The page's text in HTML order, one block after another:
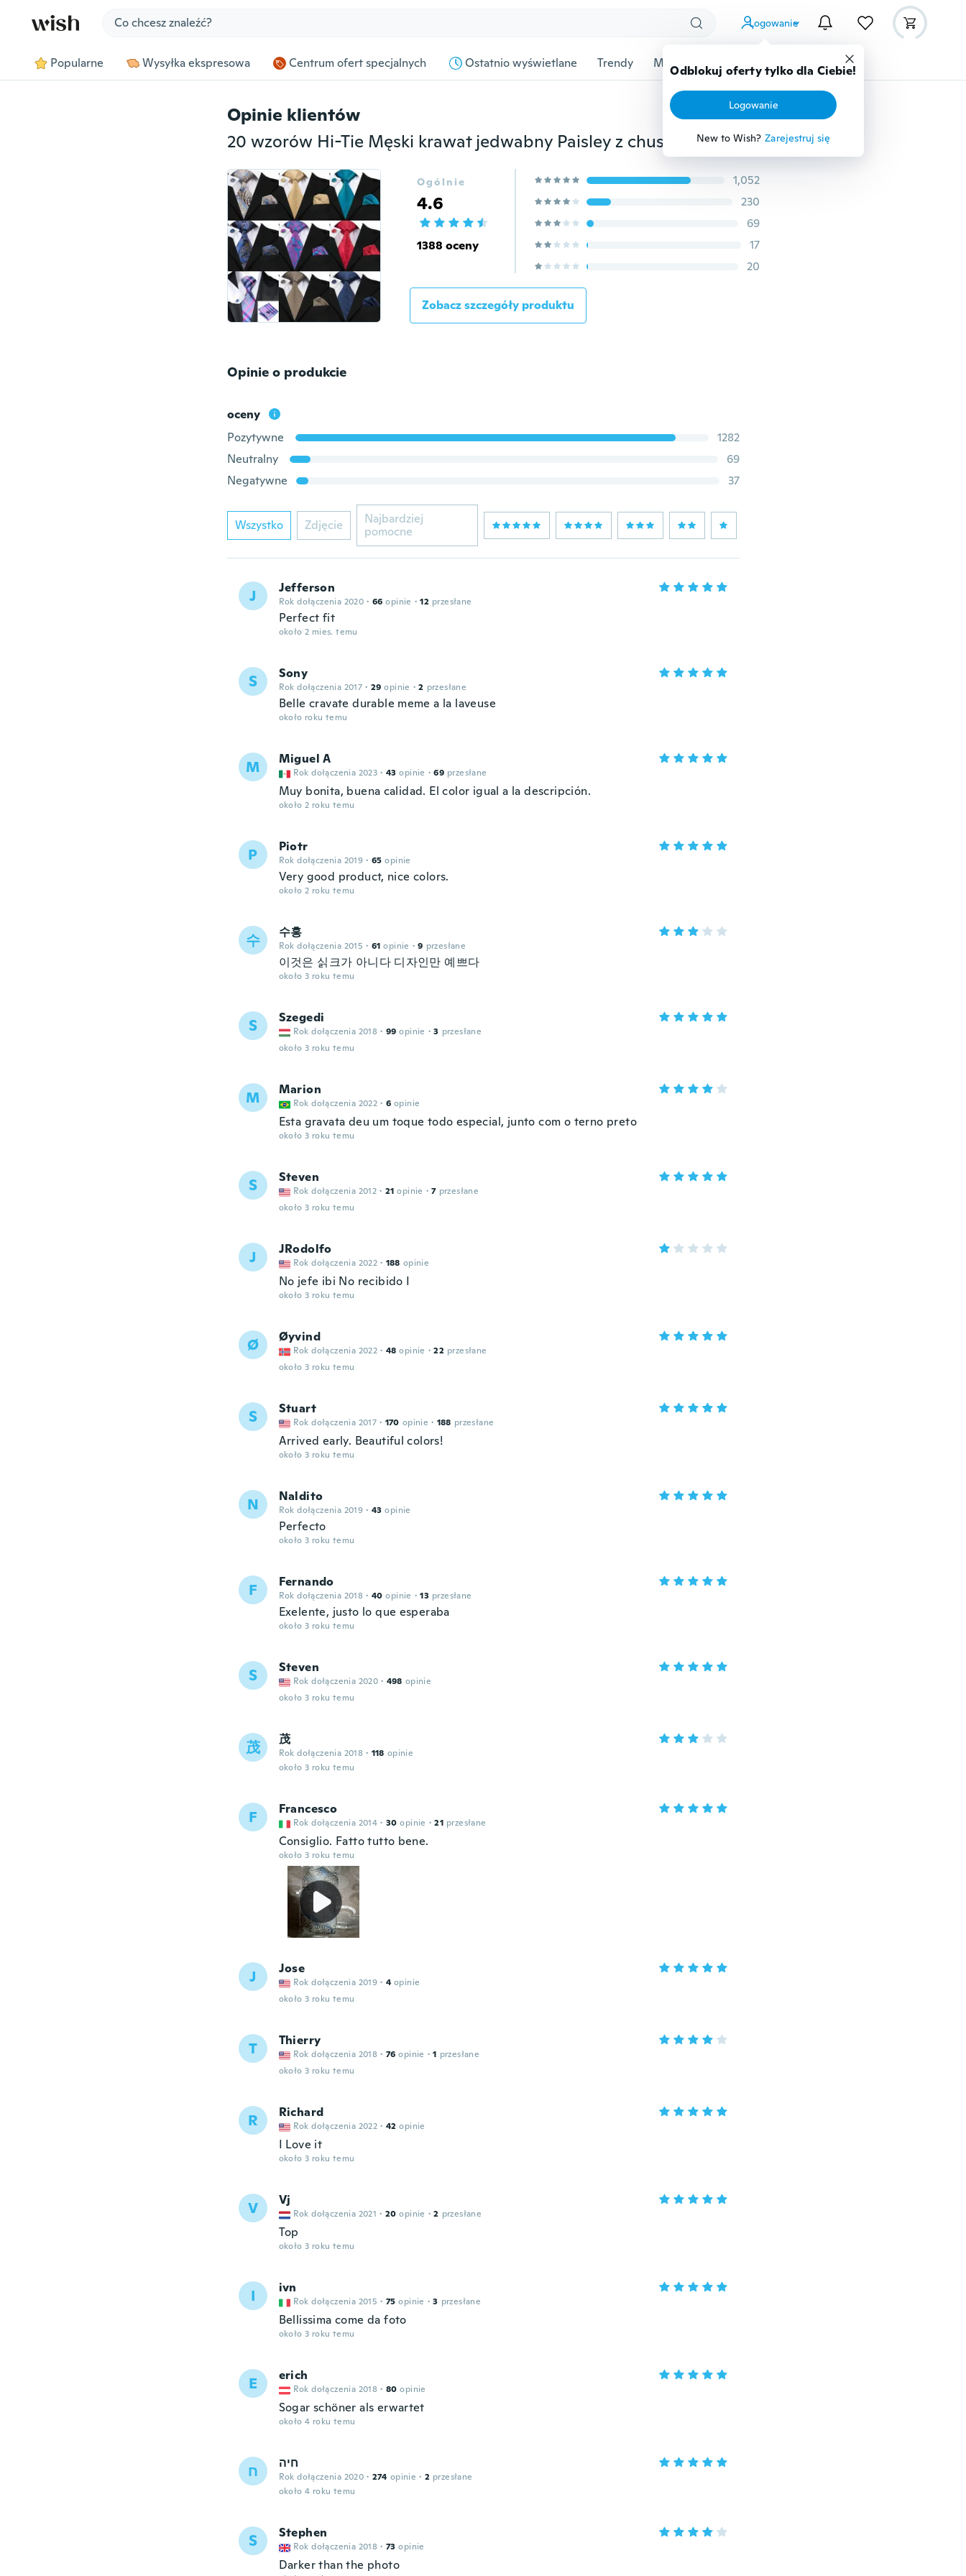
Logowanie
Odblokuj oferty tylko dla Ciebie!
Logowanie
New to Wish? Zarejestruj się
Popularne Wysyłka ekspresowa Centrum ofert specjalnych Ostatnio wyświetlane Trendy Moda Przybory dziecięce Więcej
Opinie klientów
20 wzorów Hi-Tie Męski krawat jedwabny Paisley z chusteczką Spinki do mankietów Klasyczny krawat na wesele
Ogólnie
4.6
1388 oceny
1,052
230
69
17
20
Zobacz szczegóły produktu
Opinie o produkcie
oceny
Pozytywne
1282
Neutralny
69
Negatywne
37
Wszystko Zdjęcie
Najbardziej
pomocne
J Jefferson
Rok dołączenia 2020 · 66 opinie · 12 przesłane
Perfect fit
około 2 mies. temu
S Sony
Rok dołączenia 2017 · 29 opinie · 2 przesłane
Belle cravate durable meme a la laveuse
około roku temu
M Miguel A
Rok dołączenia 2023 · 43 opinie · 69 przesłane
Muy bonita, buena calidad. El color igual a la descripción.
około 2 roku temu
P Piotr
Rok dołączenia 2019 · 65 opinie
Very good product, nice colors.
około 2 roku temu
수 수홍
Rok dołączenia 2015 · 61 opinie · 9 przesłane
이것은 싥크가 아니다 디자인만 예쁘다
około 3 roku temu
S Szegedi
Rok dołączenia 2018 · 99 opinie · 3 przesłane
około 3 roku temu
M Marion
Rok dołączenia 2022 · 6 opinie
Esta gravata deu um toque todo especial, junto com o terno preto
około 3 roku temu
S Steven
Rok dołączenia 2012 · 21 opinie · 7 przesłane
około 3 roku temu
J JRodolfo
Rok dołączenia 2022 · 188 opinie
No jefe ibi No recibido I
około 3 roku temu
Ø Øyvind
Rok dołączenia 2022 · 48 opinie · 22 przesłane
około 3 roku temu
S Stuart
Rok dołączenia 2017 · 170 opinie · 188 przesłane
Arrived early. Beautiful colors!
około 3 roku temu
N Naldito
Rok dołączenia 2019 · 43 opinie
Perfecto
około 3 roku temu
F Fernando
Rok dołączenia 2018 · 40 opinie · 13 przesłane
Exelente, justo lo que esperaba
około 3 roku temu
S Steven
Rok dołączenia 2020 · 498 opinie
około 3 roku temu
茂 茂
Rok dołączenia 2018 · 118 opinie
około 3 roku temu
F Francesco
Rok dołączenia 2014 · 30 opinie · 21 przesłane
Consiglio. Fatto tutto bene.
około 3 roku temu
J Jose
Rok dołączenia 2019 · 4 opinie
około 3 roku temu
T Thierry
Rok dołączenia 2018 · 76 opinie · 1 przesłane
około 3 roku temu
R Richard
Rok dołączenia 2022 · 42 opinie
I Love it
około 3 roku temu
V Vj
Rok dołączenia 2021 · 20 opinie · 2 przesłane
Top
około 3 roku temu
I ivn
Rok dołączenia 2015 · 75 opinie · 3 przesłane
Bellissima come da foto
około 3 roku temu
E erich
Rok dołączenia 2018 · 80 opinie
Sogar schöner als erwartet
około 4 roku temu
ח חיה
Rok dołączenia 2020 · 274 opinie · 2 przesłane
około 4 roku temu
S Stephen
Rok dołączenia 2018 · 73 opinie
Darker than the photo